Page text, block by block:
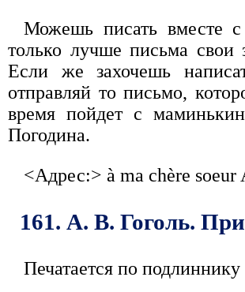
Можешь писать вместе
только лучше письма свои
Если же захочешь
отправляй то письмо,
время пойдет с
Погодина.
<Адрес:> à ma chère soeur
161. А. В. Гоголь.
Печатается по